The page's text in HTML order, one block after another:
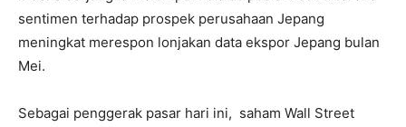
sentimen terhadap prospek perusahaan Jepang
meningkat merespon lonjakan data ekspor Jepang bulan
Mei.
Sebagai penggerak pasar hari ini, saham Wall Street